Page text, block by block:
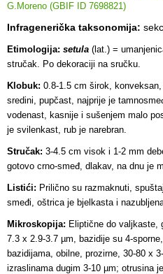
G.Moreno (GBIF ID 7698821)
Infragenerička taksonomija:
Etimologija: setula (lat.) =
stručak. Po dekoraciji na sručku.
Klobuk: 0.8-1.5 cm širok,
sredini, pupčast, najprije je
vodenast, kasnije i sušenjem malo
je svilenkast, rub je narebran.
Stručak: 3-4.5 cm visok i 1-2 mm
gotovo crno-smeđ, dlakav, na dnu je
Listići: Prilično su razmaknuti,
smeđi, oštrica je bjelkasta i
Mikroskopija: Eliptične do valjkaste,
7.3 x 2.9-3.7 µm, bazidije su 4-
bazidijama, obilne, prozirne, 30-80 x
izraslinama dugim 3-10 µm; otrusina